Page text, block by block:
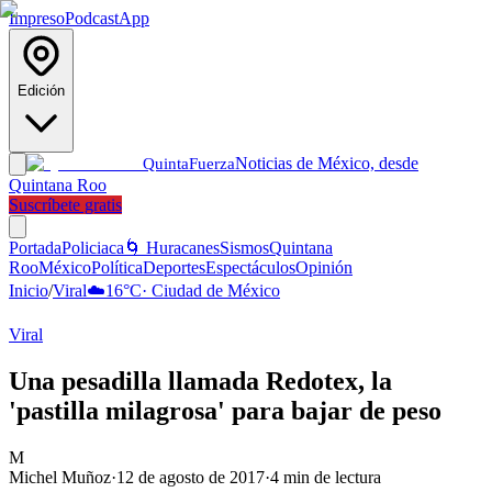
ImpresoPodcastApp
Edición
QuintaFuerzaNoticias de México, desde
Quintana Roo
Suscríbete gratis
PortadaPoliciaca 🌀 HuracanesSismosQuintana
RooMéxicoPolíticaDeportesEspectáculosOpinión
Inicio/Viral☁️16°C· Ciudad de México
Viral
Una pesadilla llamada Redotex, la
'pastilla milagrosa' para bajar de peso
M
Michel Muñoz·12 de agosto de 2017·4 min de lectura